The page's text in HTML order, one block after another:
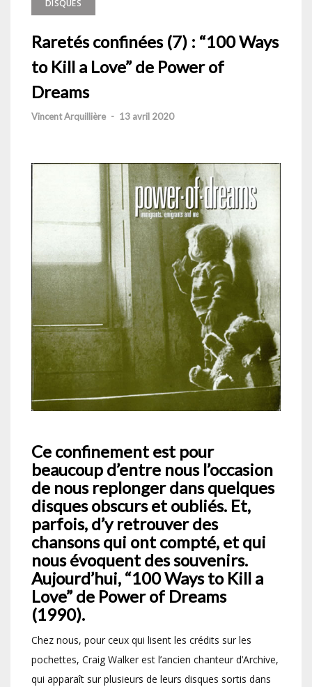
DISQUES
Raretés confinées (7) : “100 Ways
to Kill a Love” de Power of
Dreams
Vincent Arquillière - 13 avril 2020
Ce confinement est pour
beaucoup d’entre nous l’occasion
de nous replonger dans quelques
disques obscurs et oubliés. Et,
parfois, d’y retrouver des
chansons qui ont compté, et qui
nous évoquent des souvenirs.
Aujourd’hui, “100 Ways to Kill a
Love” de Power of Dreams
(1990).
Chez nous, pour ceux qui lisent les crédits sur les
pochettes, Craig Walker est l’ancien chanteur d’Archive,
qui apparaît sur plusieurs de leurs disques sortis dans